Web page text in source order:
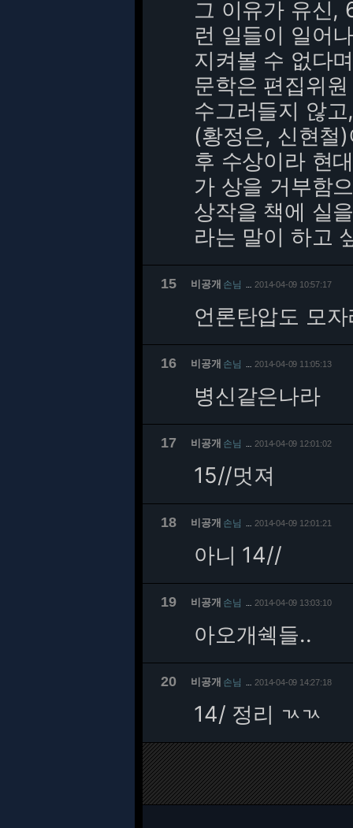
그 이유가 유신,
런 일들이 일어
지켜볼 수 없다
문학은 편집위
수그러들지 않
(황정은, 신현철
후 수상이라 현
가 상을 거부함
상작을 책에 실
라는 말이 하고
15 비공개 손님 2014-04-09 10:57:17
언론탄압도 모
16 비공개 손님 2014-04-09 11:05:13
병신같은나라
17 비공개 손님 2014-04-09 12:01:02
15//멋져
18 비공개 손님 2014-04-09 12:01:21
아니 14//
19 비공개 손님 2014-04-09 13:03:10
아오개쉑들..
20 비공개 손님 2014-04-09 14:27:18
14/ 정리 ㄳㄳ